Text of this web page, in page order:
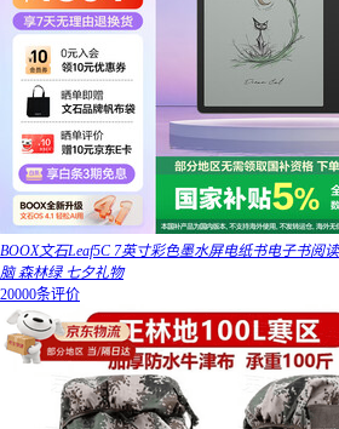
BOOX文石Leaf5C 7英寸彩色墨水屏电纸书电子书阅
脑 森林绿 七夕礼物
20000条评价